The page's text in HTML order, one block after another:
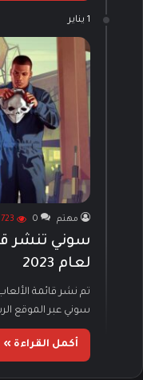
1 يناير
مهتم 0
سوني تنشر
لعام 2023
سوني عبر الموقع
أكمل القراءة »